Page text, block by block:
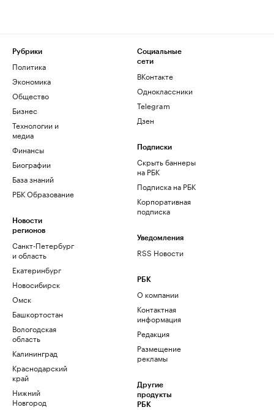
Рубрики
Политика
Экономика
Общество
Бизнес
Технологии и
медиа
Финансы
Биографии
База знаний
РБК Образование
Новости
регионов
Санкт-Петербург
и область
Екатеринбург
Новосибирск
Омск
Башкортостан
Вологодская
область
Калининград
Краснодарский
край
Нижний
Новгород
Социальные
сети
ВКонтакте
Одноклассники
Telegram
Дзен
Подписки
Скрыть баннеры
на РБК
Подписка на РБК
Корпоративная
подписка
Уведомления
RSS Новости
РБК
О компании
Контактная
информация
Редакция
Размещение
рекламы
Другие
продукты
РБК